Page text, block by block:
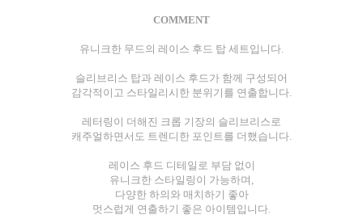
COMMENT
유니크한 무드의 레이스 후드 탑 세트입니다.
슬리브리스 탑과 레이스 후드가 함께 구성되어
감각적이고 스타일리시한 분위기를 연출합니다.
레터링이 더해진 크롭 기장의 슬리브리스로
캐주얼하면서도 트렌디한 포인트를 더했습니다.
레이스 후드 디테일로 부담 없이
유니크한 스타일링이 가능하며,
다양한 하의와 매치하기 좋아
멋스럽게 연출하기 좋은 아이템입니다.